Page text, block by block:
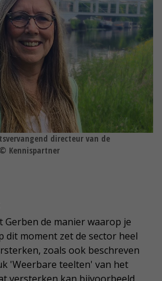
directeur van de
Kennispartner
Gerben de manier waarop je
dit moment zet de sector heel
zoals ook beschreven
'Weerbare teelten' van het